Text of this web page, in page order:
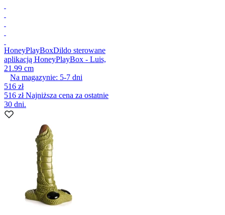
HoneyPlayBoxDildo sterowane
aplikacją HoneyPlayBox - Luis,
21.99 cm
Na magazynie: 5-7 dni
516 zł
516 złNajniższa cena za ostatnie
30 dni.